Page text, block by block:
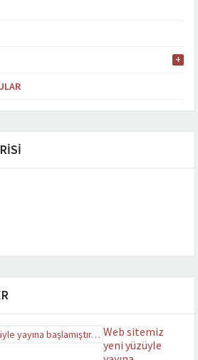
Web sitemiz
yeni yüzüyle